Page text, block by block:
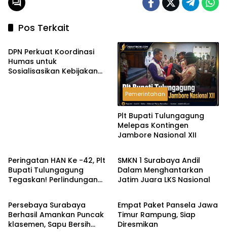
Pos Terkait
Pemerintahan
DPN Perkuat Koordinasi
Humas untuk
Sosialisasikan Kebijakan
Pemerintahan
Plt Bupati Tulungagung
Melepas Kontingen
Jambore Nasional XII
Peringatan HAN Ke -42, Plt
Bupati Tulungagung
Tegaskan! Perlindungan
Headline
SMKN 1 Surabaya Andil
Dalam Menghantarkan
Jatim Juara LKS Nasional
Headline
Persebaya Surabaya
Berhasil Amankan Puncak
klasemen, Sapu Bersih
Headline
Empat Paket Pansela Jawa
Timur Rampung, Siap
Diresmikan